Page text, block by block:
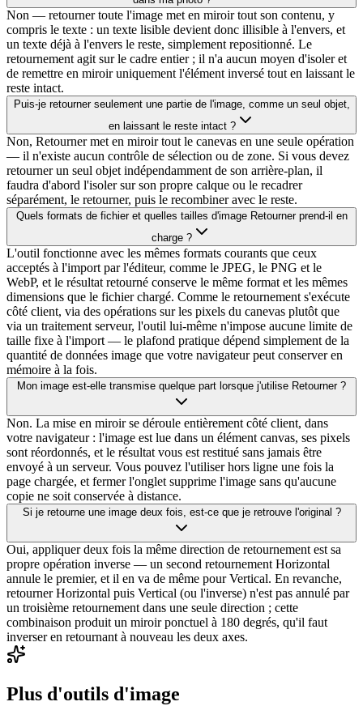
Non — retourner toute l'image met en miroir tout son contenu, y
compris le texte : un texte lisible devient donc illisible à l'envers, et
un texte déjà à l'envers le reste, simplement repositionné. Le
retournement agit sur le cadre entier ; il n'a aucun moyen d'isoler et
de remettre en miroir uniquement l'élément inversé tout en laissant le
reste intact.
Puis-je retourner seulement une partie de l'image, comme un seul objet,
en laissant le reste intact ?
Non, Retourner met en miroir tout le canevas en une seule opération
— il n'existe aucun contrôle de sélection ou de zone. Si vous devez
retourner un seul objet indépendamment de son arrière-plan, il
faudra d'abord l'isoler sur son propre calque ou le recadrer
séparément, le retourner, puis le recombiner avec le reste.
Quels formats de fichier et quelles tailles d'image Retourner prend-il en
charge ?
L'outil fonctionne avec les mêmes formats courants que ceux
acceptés à l'import par l'éditeur, comme le JPEG, le PNG et le
WebP, et le résultat retourné conserve le même format et les mêmes
dimensions que le fichier chargé. Comme le retournement s'exécute
côté client, via des opérations sur les pixels du canevas plutôt que
via un traitement serveur, l'outil lui-même n'impose aucune limite de
taille fixe à l'import — le plafond pratique dépend simplement de la
quantité de données image que votre navigateur peut conserver en
mémoire à la fois.
Mon image est-elle transmise quelque part lorsque j'utilise Retourner ?
Non. La mise en miroir se déroule entièrement côté client, dans
votre navigateur : l'image est lue dans un élément canvas, ses pixels
sont réordonnés, et le résultat vous est restitué sans jamais être
envoyé à un serveur. Vous pouvez l'utiliser hors ligne une fois la
page chargée, et fermer l'onglet supprime l'image sans qu'aucune
copie ne soit conservée à distance.
Si je retourne une image deux fois, est-ce que je retrouve l'original ?
Oui, appliquer deux fois la même direction de retournement est sa
propre opération inverse — un second retournement Horizontal
annule le premier, et il en va de même pour Vertical. En revanche,
retourner Horizontal puis Vertical (ou l'inverse) n'est pas annulé par
un troisième retournement dans une seule direction ; cette
combinaison produit un miroir ponctuel à 180 degrés, qu'il faut
inverser en retournant à nouveau les deux axes.
Plus d'outils d'image